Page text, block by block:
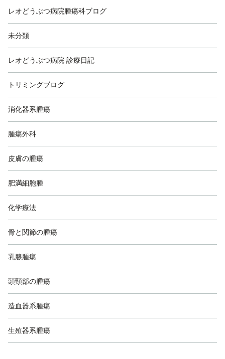
レオどうぶつ病院腫瘍科ブログ
未分類
レオどうぶつ病院 診療日記
トリミングブログ
消化器系腫瘍
腫瘍外科
皮膚の腫瘍
肥満細胞腫
化学療法
骨と関節の腫瘍
乳腺腫瘍
頭頸部の腫瘍
造血器系腫瘍
生殖器系腫瘍